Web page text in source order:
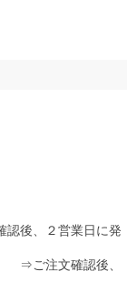
後、２営業日に発
⇒ご注文確認後、